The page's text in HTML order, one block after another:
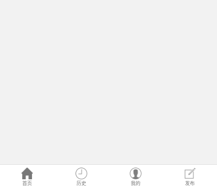
首页 历史 我的 发布